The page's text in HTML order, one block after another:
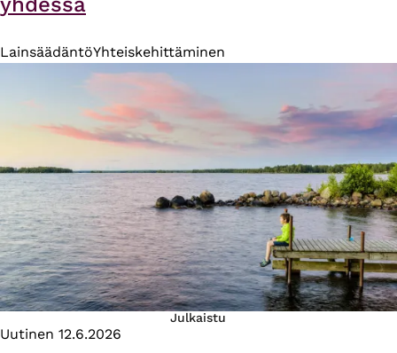
LainsäädäntöYhteiskehittäminen
Julkaistu
Uutinen 12.6.2026